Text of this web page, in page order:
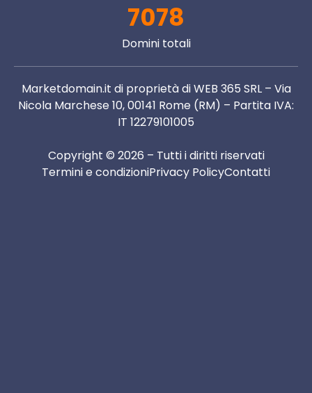
7078
Domini totali
Marketdomain.it di proprietà di WEB 365 SRL – Via
Nicola Marchese 10, 00141 Rome (RM) – Partita IVA:
IT 12279101005
Copyright © 2026 – Tutti i diritti riservati
Termini e condizioniPrivacy PolicyContatti